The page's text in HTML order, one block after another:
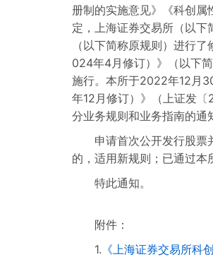
册制的实施意见》《科创
定，上海证券交易所（以下
（以下简称原规则）进行
024年4月修订）》（以下
施行。本所于2022年12月
年12月修订）》（上证发
分业务规则和业务指南的通
申请首次公开发行股票
的，适用新规则；已通过本
特此通知。
附件：
1. 《上海证券交易所科